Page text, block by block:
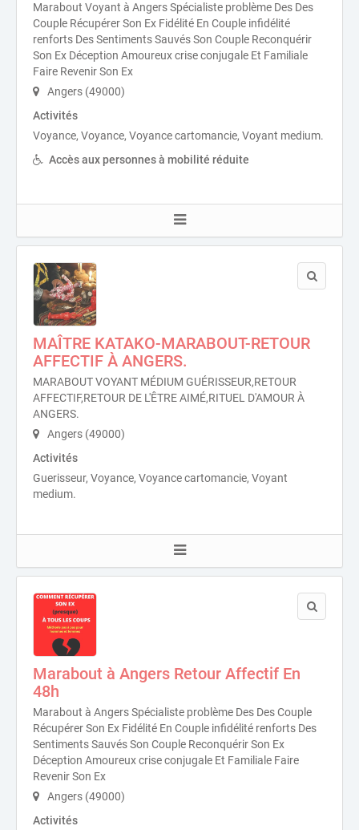
Marabout Voyant à Angers Spécialiste problème Des Des
Couple Récupérer Son Ex Fidélité En Couple infidélité
renforts Des Sentiments Sauvés Son Couple Reconquérir
Son Ex Déception Amoureux crise conjugale Et Familiale
Faire Revenir Son Ex
Angers (49000)
Activités
Voyance, Voyance, Voyance cartomancie, Voyant medium.
Accès aux personnes à mobilité réduite
MAÎTRE KATAKO-MARABOUT-RETOUR
AFFECTIF À ANGERS.
MARABOUT VOYANT MÉDIUM GUÉRISSEUR,RETOUR
AFFECTIF,RETOUR DE L'ÊTRE AIMÉ,RITUEL D'AMOUR À
ANGERS.
Angers (49000)
Activités
Guerisseur, Voyance, Voyance cartomancie, Voyant
medium.
Marabout à Angers Retour Affectif En
48h
Marabout à Angers Spécialiste problème Des Des Couple
Récupérer Son Ex Fidélité En Couple infidélité renforts Des
Sentiments Sauvés Son Couple Reconquérir Son Ex
Déception Amoureux crise conjugale Et Familiale Faire
Revenir Son Ex
Angers (49000)
Activités